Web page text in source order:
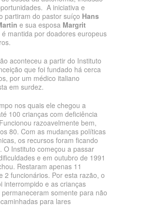
A iniciativa e
partiram do pastor suíço Hans
e sua esposa Margrit
é mantida por doadores europeus
aconteceu a partir do Instituto
que foi fundado há cerca
por um médico italiano
em surdez.
nos quais ele chegou a
100 crianças com deficiência
razoavelmente bem,
80. Com as mudanças políticas
os recursos foram ficando
O Instituto começou a passar
e em outubro de 1991
Restaram apenas 11
2 funcionários. Por esta razão, o
interrompido e as crianças
permaneceram somente para não
para lares